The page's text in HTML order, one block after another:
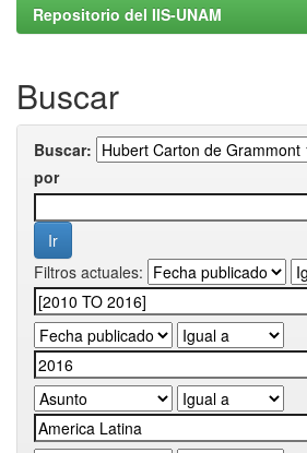
Repositorio del IIS-UNAM
Buscar
Buscar:
por
Filtros actuales: